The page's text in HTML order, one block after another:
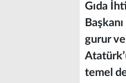
Gıda
gurur
temel